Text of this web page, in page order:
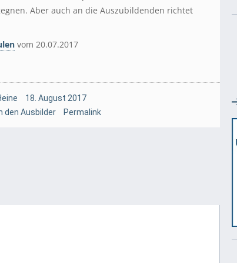
Aber auch an die Auszubildenden richtet
vom 20.07.2017
18. August 2017
den Ausbilder
Permalink